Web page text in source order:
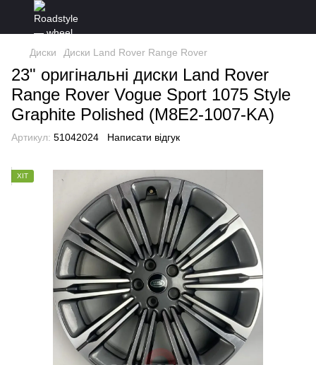
Диски Диски Land Rover Range Rover
23" оригінальні диски Land Rover
Range Rover Vogue Sport 1075 Style
Graphite Polished (M8E2-1007-KA)
Артикул: 51042024 Написати відгук
ХІТ